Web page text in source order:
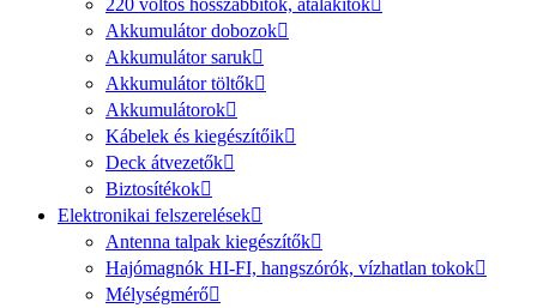
Akkumulátor dobozok
Akkumulátor saruk
Akkumulátor töltők
Akkumulátorok
Kábelek és kiegészítőik
Deck átvezetők
Biztosítékok
Elektronikai felszerelések
Antenna talpak kiegészítők
Hajómagnók HI-FI, hangszórók, vízhatlan tokok
Mélységmérő